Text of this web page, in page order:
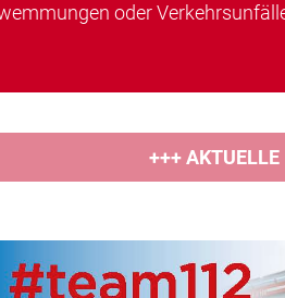
oder
+++ AKTUELLE